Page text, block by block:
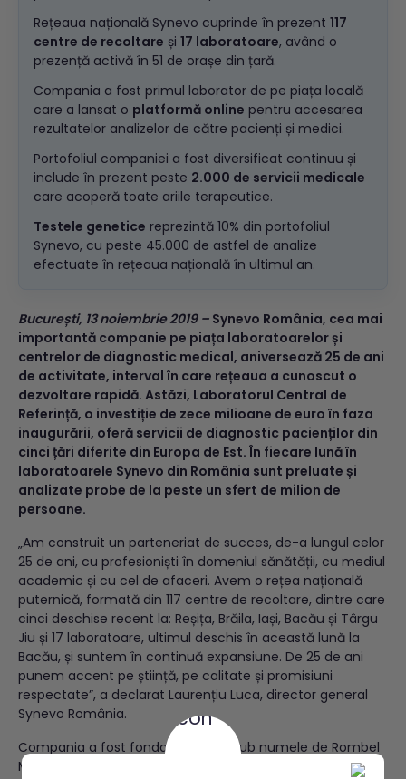
Rețeaua națională Synevo cuprinde în prezent 117
centre de recoltare și 17 laboratoare, având o
prezență activă în 51 de orașe din țară.
Compania a fost primul laborator de pe piața locală
care a lansat o platformă online pentru accesarea
rezultatelor analizelor de către pacienți și medici.
Portofoliul companiei a fost diversificat continuu și
include în prezent peste 2.000 de servicii medicale
care acoperă toate ariile terapeutice.
Testele genetice reprezintă 10% din portofoliul
Synevo, cu peste 45.000 de astfel de analize
efectuate în rețeaua națională în ultimul an.
București, 13 noiembrie 2019 – Synevo România, cea mai
importantă companie pe piața laboratoarelor și
centrelor de diagnostic medical, aniversează 25 de ani
de activitate, interval în care rețeaua a cunoscut o
dezvoltare rapidă. Astăzi, Laboratorul Central de
Referință, o investiție de zece milioane de euro în faza
inaugurării, oferă servicii de diagnostic pacienților din
cinci țări diferite din Europa de Est. În fiecare lună în
laboratoarele Synevo din România sunt preluate și
analizate probe de la peste un sfert de milion de
persoane.
„Am construit un parteneriat de succes, de-a lungul celor
25 de ani, cu profesioniști în domeniul sănătății, cu mediul
academic și cu cel de afaceri. Avem o rețea națională
puternică, formată din 117 centre de recoltare, dintre care
cinci deschise recent la: Reșița, Brăila, Iași, Bacău și Târgu
Jiu și 17 laboratoare, ultimul deschis în această lună la
Bacău, și suntem în continuă expansiune. De 25 de ani
punem accent pe știință, pe calitate și promisiuni
respectate”, a declarat Laurențiu Luca, director general
Synevo România.
Compania a fost fondată în 1994 sub numele de Rombel
Medical fiind preluată în 1997 de Medicover. Brandul